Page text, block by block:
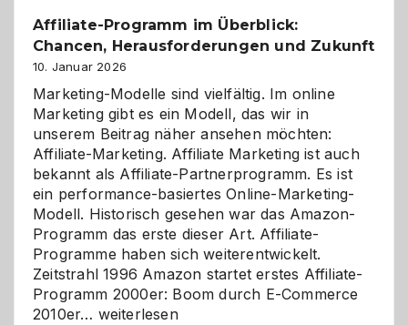
Affiliate-Programm im Überblick:
Chancen, Herausforderungen und Zukunft
10. Januar 2026
Marketing-Modelle sind vielfältig. Im online
Marketing gibt es ein Modell, das wir in
unserem Beitrag näher ansehen möchten:
Affiliate-Marketing. Affiliate Marketing ist auch
bekannt als Affiliate-Partnerprogramm. Es ist
ein performance-basiertes Online-Marketing-
Modell. Historisch gesehen war das Amazon-
Programm das erste dieser Art. Affiliate-
Programme haben sich weiterentwickelt.
Zeitstrahl 1996 Amazon startet erstes Affiliate-
Programm 2000er: Boom durch E-Commerce
2010er… Affiliate-
weiterlesen